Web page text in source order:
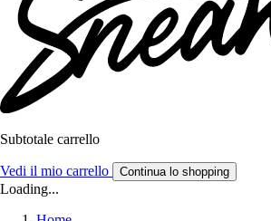
Subtotale carrello
Vedi il mio carrello Continua lo shopping
Loading...